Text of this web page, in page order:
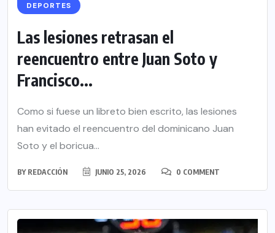
DEPORTES
Las lesiones retrasan el
reencuentro entre Juan Soto y
Francisco...
Como si fuese un libreto bien escrito, las lesiones
han evitado el reencuentro del dominicano Juan
Soto y el boricua...
BY REDACCIÓN JUNIO 25, 2026 0 COMMENT